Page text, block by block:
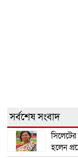
সর্বশেষ সংবাদ
হলেন